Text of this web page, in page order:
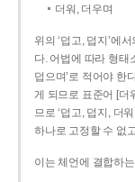
더워, 더우며
위의 ‘덥고, 덥지’에서
다. 어법에 따라 형태
덥으며’로 적어야 한
게 되므로 표준어 [더
므로 ‘덥고, 덥지, 더
하나로 고정할 수 없
이는 체언에 결합하